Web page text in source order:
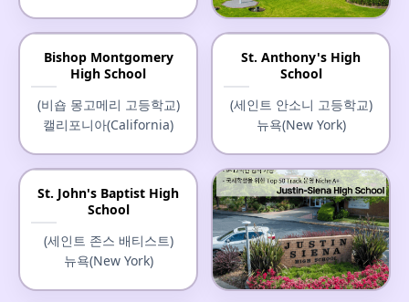
(마터 데이 고등학교)
캘리포니아(California)
Bishop Montgomery
High School
(비숍 몽고메리 고등학교)
캘리포니아(California)
St. Anthony's High
School
(세인트 안소니 고등학교)
뉴욕(New York)
St. John's Baptist High
School
(세인트 존스 배티스트)
뉴욕(New York)